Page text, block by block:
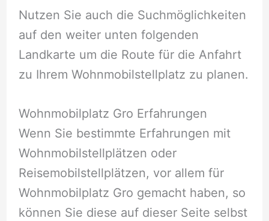
Nutzen Sie auch die Suchmöglichkeiten
auf den weiter unten folgenden
Landkarte um die Route für die Anfahrt
zu Ihrem Wohnmobilstellplatz zu planen.
Wohnmobilplatz Gro Erfahrungen
Wenn Sie bestimmte Erfahrungen mit
Wohnmobilstellplätzen oder
Reisemobilstellplätzen, vor allem für
Wohnmobilplatz Gro gemacht haben, so
können Sie diese auf dieser Seite selbst